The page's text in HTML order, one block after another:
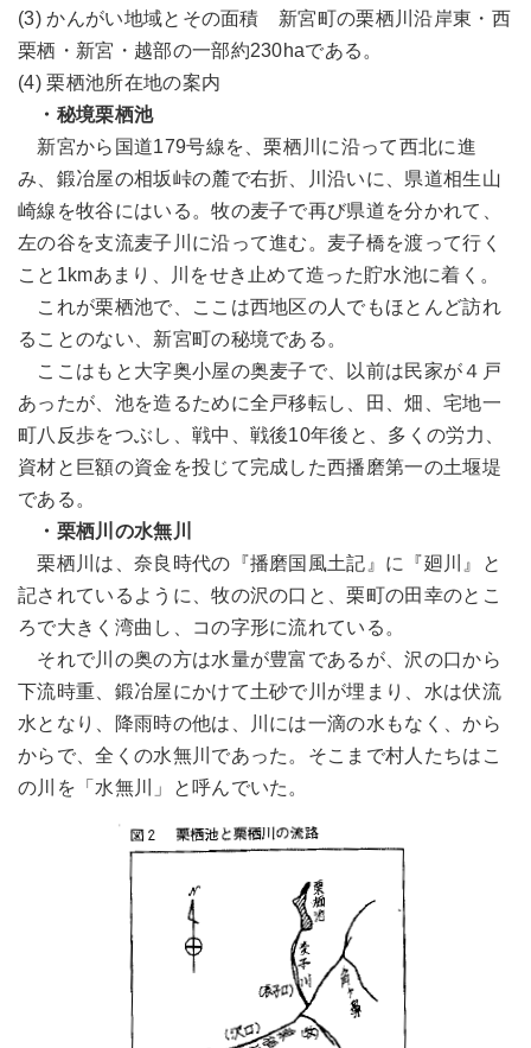
(3) かんがい地域とその面積 新宮町の栗栖川沿岸東・西
栗栖・新宮・越部の一部約230haである。
(4) 栗栖池所在地の案内
・秘境栗栖池
新宮から国道179号線を、栗栖川に沿って西北に進
み、鍛冶屋の相坂峠の麓で右折、川沿いに、県道相生山
崎線を牧谷にはいる。牧の麦子で再び県道を分かれて、
左の谷を支流麦子川に沿って進む。麦子橋を渡って行く
こと1kmあまり、川をせき止めて造った貯水池に着く。
これが栗栖池で、ここは西地区の人でもほとんど訪れ
ることのない、新宮町の秘境である。
ここはもと大字奥小屋の奥麦子で、以前は民家が４戸
あったが、池を造るために全戸移転し、田、畑、宅地一
町八反歩をつぶし、戦中、戦後10年後と、多くの労力、
資材と巨額の資金を投じて完成した西播磨第一の土堰堤
である。
・栗栖川の水無川
栗栖川は、奈良時代の『播磨国風土記』に『廻川』と
記されているように、牧の沢の口と、栗町の田幸のとこ
ろで大きく湾曲し、コの字形に流れている。
それで川の奥の方は水量が豊富であるが、沢の口から
下流時重、鍛冶屋にかけて土砂で川が埋まり、水は伏流
水となり、降雨時の他は、川には一滴の水もなく、から
からで、全くの水無川であった。そこまで村人たちはこ
の川を「水無川」と呼んでいた。